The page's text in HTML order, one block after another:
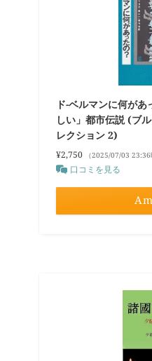
ド-ベルマンに何が
しい」都市伝説 (ブ
レクション 2)
¥2,750 （2025/07/03
口コミを見る